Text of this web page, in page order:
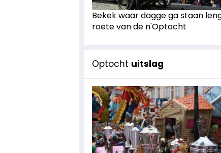
Bekek waar dagge ga staan
roete van de n'Optocht
Optocht uitslag